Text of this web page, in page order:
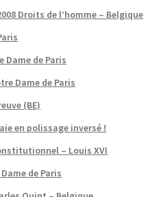
Droits de l’homme – Belgique
Dame de Paris
Dame de Paris
(BE)
en polissage inversé !
– Louis XVI
de Paris